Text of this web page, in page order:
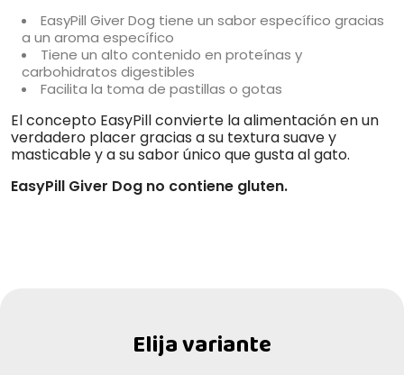
EasyPill Giver Dog tiene un sabor específico gracias
a un aroma específico
Tiene un alto contenido en proteínas y
carbohidratos digestibles
Facilita la toma de pastillas o gotas
El concepto EasyPill convierte la alimentación en un
verdadero placer gracias a su textura suave y
masticable y a su sabor único que gusta al gato.
EasyPill Giver Dog no contiene gluten.
Elija variante